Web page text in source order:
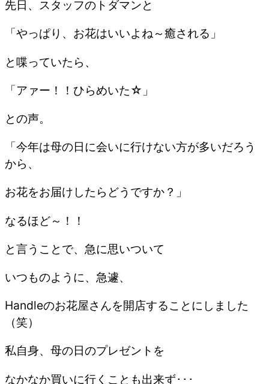
先日、スタッフのトダマンと
「やっぱり、お花はいいよね～癒される」
と喋っていたら、
「アァー！！ひらめいた☆」
との声。
「今年は母の日に会いに行けない方が多いだろう
から、
お花をお届けしたらどうですか？」
なるほど～！！
と言うことで、急に思いついて
いつものように、急遽、
Handleのお花屋さんを開店することにしました
（笑）
私自身、母の日のプレゼントを
なかなか買いに行くことも出来ず･･･